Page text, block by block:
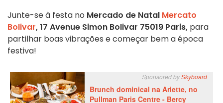
Junte-se à festa no Mercado de Natal Mercato
Bolivar,17 Avenue Simon Bolivar 75019 Paris, para
partilhar boas vibrações e começar bem a época
festiva!